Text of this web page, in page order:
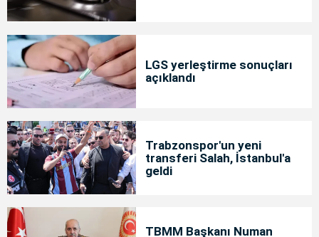
LGS yerleştirme sonuçları
açıklandı
Trabzonspor'un yeni
transferi Salah, İstanbul'a
geldi
TBMM Başkanı Numan